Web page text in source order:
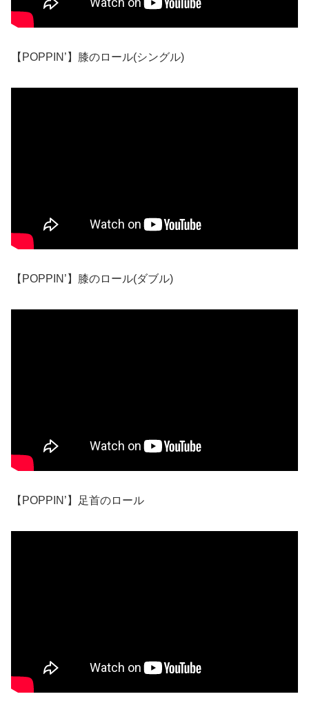
【POPPIN’】膝のロール(シングル)
【POPPIN’】膝のロール(ダブル)
【POPPIN’】足首のロール